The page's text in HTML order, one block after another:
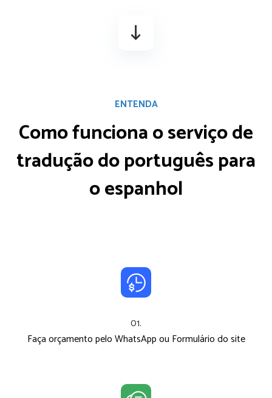
ENTENDA
Como funciona o serviçode
tradução do português para
o espanhol
01.
Faça orçamento pelo WhatsApp ou Formulário do site